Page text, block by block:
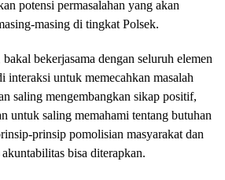
potensi permasalahan yang akan
masing di tingkat Polsek.
bekerjasama dengan seluruh elemen
interaksi untuk memecahkan masalah
saling mengembangkan sikap positif,
untuk saling memahami tentang butuhan
prinsip pomolisian masyarakat dan
bisa diterapkan.